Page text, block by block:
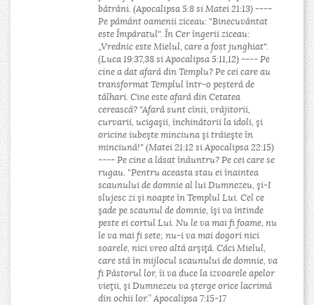
bătrâni. (Apocalipsa 5:8 si Matei 21:13) ----
Pe pământ oamenii ziceau: "Binecuvântat
este Împăratul". În Cer îngerii ziceau:
„Vrednic este Mielul, care a fost junghiat".
(Luca 19:37,38 si Apocalipsa 5:11,12) ---- Pe
cine a dat afară din Templu? Pe cei care au
transformat Templul într-o peșteră de
tâlhari. Cine este afară din Cetatea
cerească? "Afară sunt cînii, vrăjitorii,
curvarii, ucigaşii, închinătorii la idoli, şi
oricine iubeşte minciuna şi trăieşte în
minciună!" (Matei 21:12 si Apocalipsa 22:15)
---- Pe cine a lăsat înăuntru? Pe cei care se
rugau. "Pentru aceasta stau ei înaintea
scaunului de domnie al lui Dumnezeu, şi-I
slujesc zi şi noapte în Templul Lui. Cel ce
şade pe scaunul de domnie, îşi va întinde
peste ei cortul Lui. Nu le va mai fi foame, nu
le va mai fi sete; nu-i va mai dogori nici
soarele, nici vreo altă arşiţă. Căci Mielul,
care stă în mijlocul scaunului de domnie, va
fi Păstorul lor, îi va duce la izvoarele apelor
vieţii, şi Dumnezeu va şterge orice lacrimă
din ochii lor.” Apocalipsa 7:15-17